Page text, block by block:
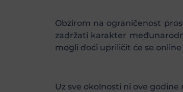
Obzirom na ograničenost
zadržati karakter
mogli doći upriličit će se online
Uz sve okolnosti ni ove